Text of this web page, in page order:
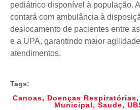
pediátrico disponível à população.
contará com ambulância à
deslocamento de pacientes entre
e a UPA, garantindo maior
atendimentos.
Tags:
Canoas, Doenças Respiratórias,
Municipal, Saude,